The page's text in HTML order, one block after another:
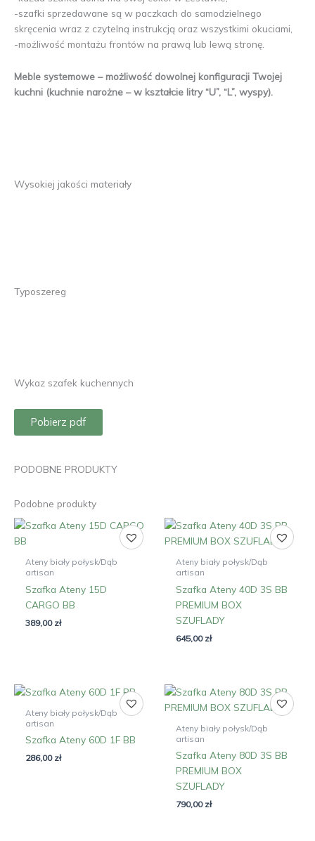
-szafki sprzedawane są w paczkach do samodzielnego
skręcenia wraz z czytelną instrukcją oraz wszystkimi okuciami,
-możliwość montażu frontów na prawą lub lewą stronę.
Meble systemowe – możliwość dowolnej konfiguracji Twojej
kuchni (kuchnie narożne – w kształcie litry “U”, “L”, wyspy).
Wysokiej jakości materiały
Typoszereg
Wykaz szafek kuchennych
Pobierz pdf
PODOBNE PRODUKTY
Podobne produkty
Ateny biały połysk/Dąb
artisan
Szafka Ateny 15D
CARGO BB
389,00 zł
Ateny biały połysk/Dąb
artisan
Szafka Ateny 40D 3S BB
PREMIUM BOX
SZUFLADY
645,00 zł
Ateny biały połysk/Dąb
artisan
Szafka Ateny 60D 1F BB
286,00 zł
Ateny biały połysk/Dąb
artisan
Szafka Ateny 80D 3S BB
PREMIUM BOX
SZUFLADY
790,00 zł